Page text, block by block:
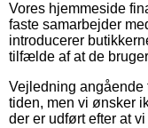
Vores hjemmeside
faste samarbejder
introducerer
tilfælde af at de
Vejledning
tiden, men vi ønsker
der er udført efter at